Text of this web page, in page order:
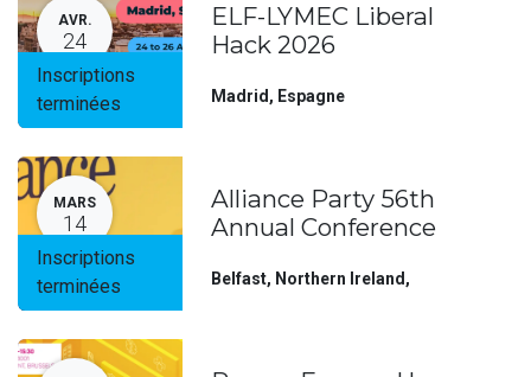
AVR.
24
Inscriptions
terminées
ELF-LYMEC Liberal
Hack 2026
Madrid , Espagne
MARS
14
Inscriptions
terminées
Alliance Party 56th
Annual Conference
Belfast, Northern Ireland ,